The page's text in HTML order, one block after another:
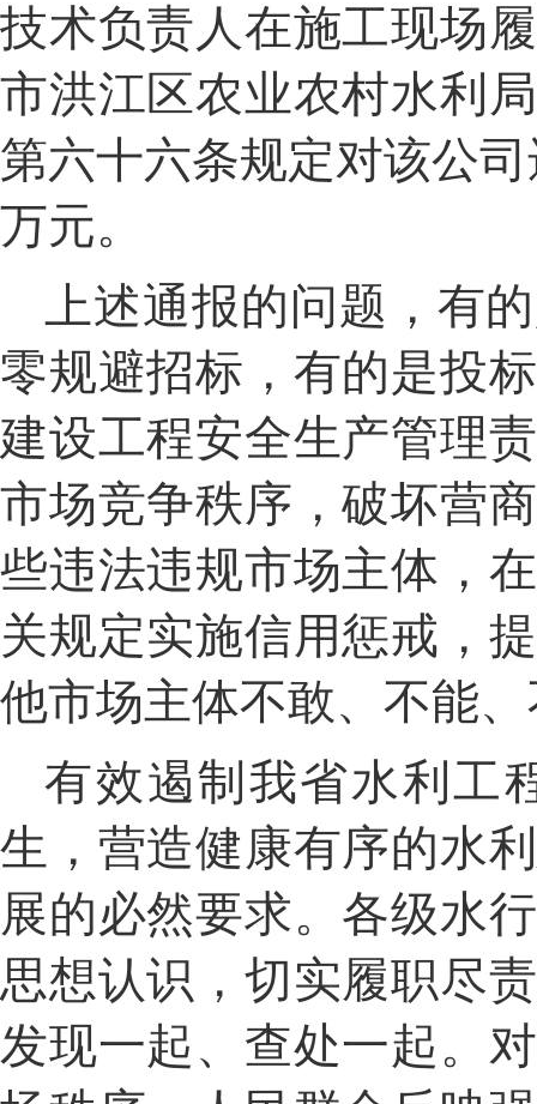
技术负责人在施工现场
市洪江区农业农村水利
第六十六条规定对该公
万元。
上述通报的问题，有
零规避招标，有的是投
建设工程安全生产管理
市场竞争秩序，破坏营
些违法违规市场主体 ，
关规定实施信用惩戒，
他市场主体不敢、不能
有效遏制我省水利工
生，营造健康有序的水
展的必然要求。各级水
思想认识，切实履职尽
发现一起、查处一起。